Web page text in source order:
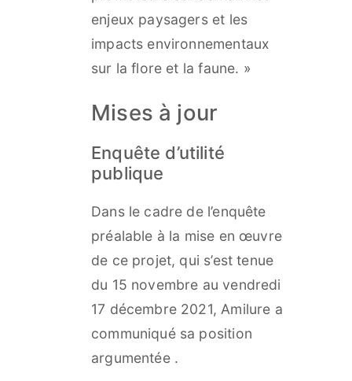
enjeux paysagers et les
impacts environnementaux
sur la flore et la faune. »
Mises à jour
Enquête d’utilité
publique
Dans le cadre de l’enquête
préalable à la mise en œuvre
de ce projet, qui s’est tenue
du 15 novembre au vendredi
17 décembre 2021, Amilure a
communiqué sa position
argumentée .